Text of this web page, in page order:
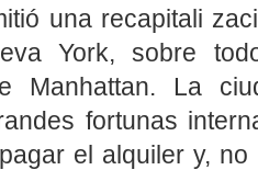
una recapitali
York, sobre
Manhattan. La
fortunas
el alquiler y,